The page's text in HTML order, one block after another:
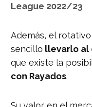
League 2022/23
Además, el
sencillo llevarlo al
que existe la
con Rayados.